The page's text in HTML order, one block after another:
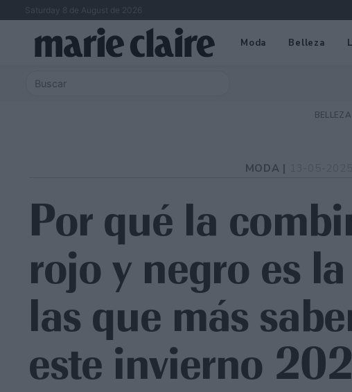
Saturday 8 de August de 2026
Moda Belleza
BELLEZA
MODA |
Por qué la
rojo y negro es
las que más
este invierno